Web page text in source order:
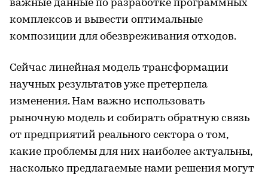
важные данные по разработке программных
комплексов и вывести оптимальные
композиции для обезвреживания отходов.
Сейчас линейная модель трансформации
научных результатов уже претерпела
изменения. Нам важно использовать
рыночную модель и собирать обратную связь
от предприятий реального сектора о том,
какие проблемы для них наиболее актуальны,
насколько предлагаемые нами решения могут